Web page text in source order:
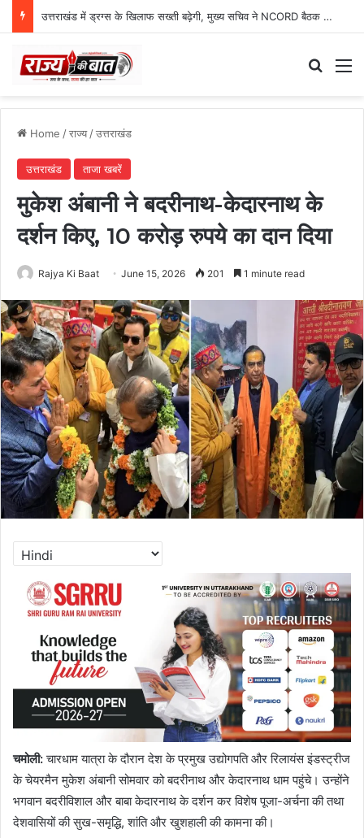
उत्तराखंड में ड्रग्स के खिलाफ सख्ती बढ़ेगी, मुख्य सचिव ने NCORD बैठक में दिए कड़े निर्देश
Home /राज्य/उत्तराखंड
उत्तराखंड ताजा खबरें
मुकेश अंबानी ने बदरीनाथ-केदारनाथ के
दर्शन किए, 10 करोड़ रुपये का दान दिया
Rajya Ki Baat June 15, 2026 201 1 minute read
चमोली:चारधाम यात्रा के दौरान देश के प्रमुख उद्योगपति और रिलायंस इंडस्ट्रीज
के चेयरमैन मुकेश अंबानी सोमवार को बदरीनाथ और केदारनाथ धाम पहुंचे। उन्होंने
भगवान बदरीविशाल और बाबा केदारनाथ के दर्शन कर विशेष पूजा-अर्चना की तथा
देशवासियों की सुख-समृद्धि, शांति और खुशहाली की कामना की।